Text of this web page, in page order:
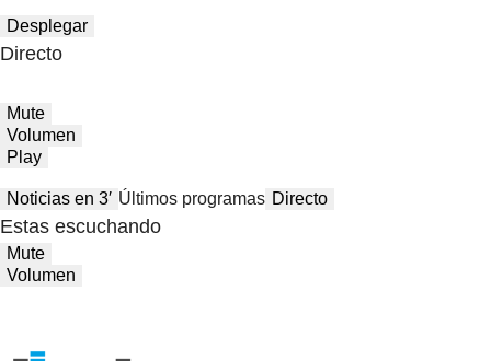
Desplegar
Directo
Mute
Volumen
Play
Noticias en 3′ Últimos programas Directo
Estas escuchando
Mute
Volumen